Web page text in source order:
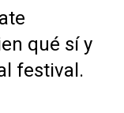
qué sí y
festival.